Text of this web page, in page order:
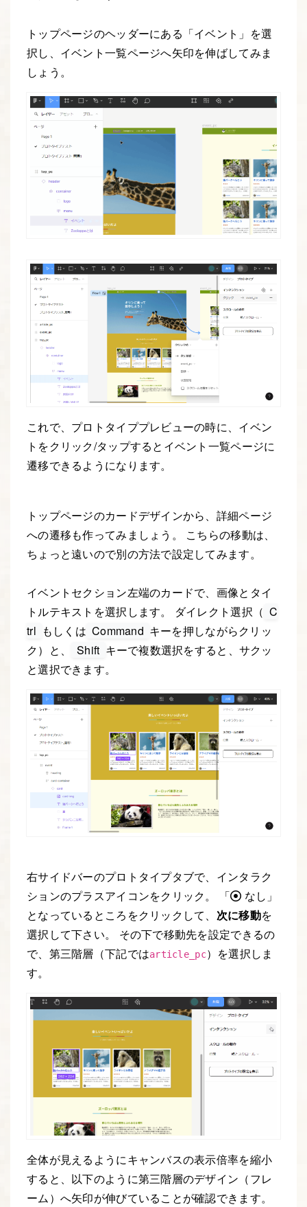
トップページのヘッダーにある「イベント」を選
択し、イベント一覧ページへ矢印を伸ばしてみま
しょう。
これで、プロトタイププレビューの時に、イベン
トをクリック/タップするとイベント一覧ページに
遷移できるようになります。
トップページのカードデザインから、詳細ページ
への遷移も作ってみましょう。 こちらの移動は、
ちょっと遠いので別の方法で設定してみます。
イベントセクション左端のカードで、画像とタイ
トルテキストを選択します。 ダイレクト選択（ C
trl もしくは Command キーを押しながらクリッ
ク）と、
Shift キーで複数選択をすると、サクッ
と選択できます。
右サイドバーのプロトタイプタブで、インタラク
ションのプラスアイコンをクリック。 「
なし」
となっているところをクリックして、 次に移動を
選択して下さい。 その下で移動先を設定できるの
で、第三階層（下記ではarticle_pc）を選択しま
す。
全体が見えるようにキャンバスの表示倍率を縮小
すると、以下のように第三階層のデザイン（フレ
ーム）へ矢印が伸びていることが確認できます。